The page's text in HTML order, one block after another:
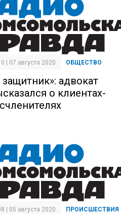
| 07 августа 2020 ОБЩЕСТВО
защитник»: адвокат
о клиентах-
| 05 августа 2020 ПРОИСШЕСТВИЯ